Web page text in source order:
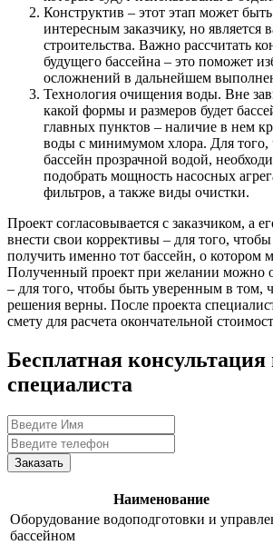
Конструктив – этот этап может
интересным заказчику, но
строительства. Важно рассчитать
будущего бассейна – это поможет
осложнений в дальнейшем
Технология очищения воды. Вне
какой формы и размеров будет
главных пунктов – наличие в нем
воды с минимумом хлора. Для того,
бассейн прозрачной водой,
подобрать мощность насосных
фильтров, а также виды очистки.
Проект согласовывается с заказчиком, а
внести свои коррективы – для того,
получить именно тот бассейн, о котором
Полученный проект при желании можно
– для того, чтобы быть уверенным в том,
решения верны. После проекта
смету для расчета окончательной
Бесплатная консультация
специалиста
Заказать
Наименование
Оборудование водоподготовки и
бассейном